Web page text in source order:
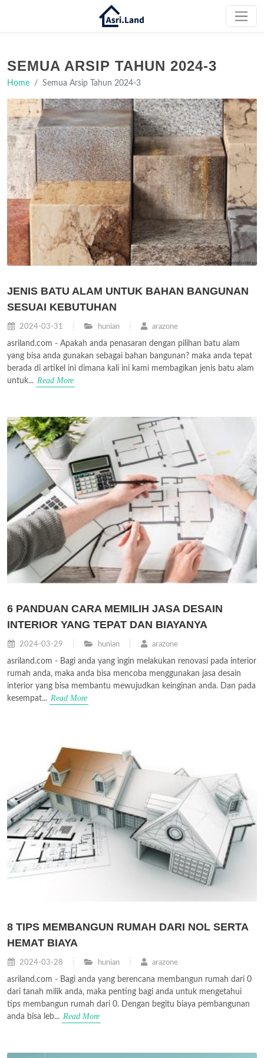
SEMUA ARSIP TAHUN 2024-3
Home Semua Arsip Tahun 2024-3
JENIS BATU ALAM UNTUK BAHAN BANGUNAN
SESUAI KEBUTUHAN
2024-03-31 hunian arazone
asriland.com - Apakah anda penasaran dengan pilihan batu alam
yang bisa anda gunakan sebagai bahan bangunan? maka anda tepat
berada di artikel ini dimana kali ini kami membagikan jenis batu alam
untuk... Read More
6 PANDUAN CARA MEMILIH JASA DESAIN
INTERIOR YANG TEPAT DAN BIAYANYA
2024-03-29 hunian arazone
asriland.com - Bagi anda yang ingin melakukan renovasi pada interior
rumah anda, maka anda bisa mencoba menggunakan jasa desain
interior yang bisa membantu mewujudkan keinginan anda. Dan pada
kesempat... Read More
8 TIPS MEMBANGUN RUMAH DARI NOL SERTA
HEMAT BIAYA
2024-03-28 hunian arazone
asriland.com - Bagi anda yang berencana membangun rumah dari 0
dari tanah milik anda, maka penting bagi anda untuk mengetahui
tips membangun rumah dari 0. Dengan begitu biaya pembangunan
anda bisa leb... Read More